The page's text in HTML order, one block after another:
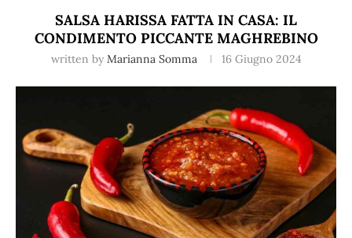
SALSA HARISSA FATTA IN CASA: IL
CONDIMENTO PICCANTE MAGHREBINO
written by Marianna Somma 16 Giugno 2024